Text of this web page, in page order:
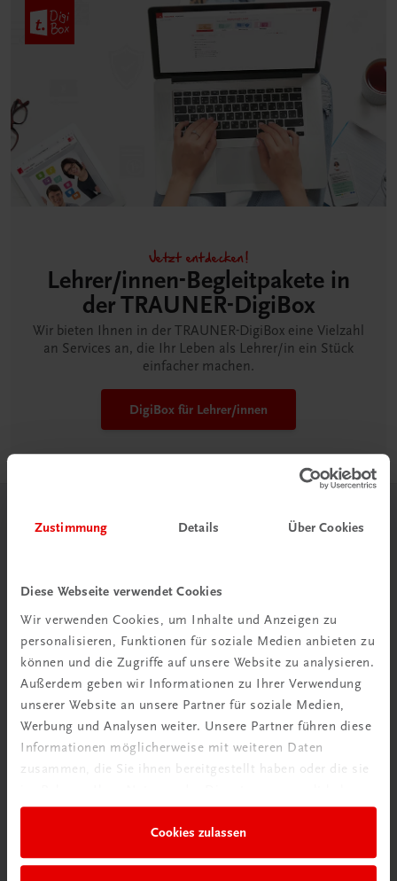
Zustimmung Details Über Cookies
Diese Webseite verwendet Cookies
Wir verwenden Cookies, um Inhalte und Anzeigen zu
personalisieren, Funktionen für soziale Medien anbieten zu
können und die Zugriffe auf unsere Website zu analysieren.
Außerdem geben wir Informationen zu Ihrer Verwendung
unserer Website an unsere Partner für soziale Medien,
Werbung und Analysen weiter. Unsere Partner führen diese
Informationen möglicherweise mit weiteren Daten
zusammen, die Sie ihnen bereitgestellt haben oder die sie
Cookies zulassen
Jetzt entdecken!
Lehrer/innen-Begleitpakete in
der TRAUNER-DigiBox
Wir bieten Ihnen in der TRAUNER-DigiBox eine Vielzahl
an Services an, die Ihr Leben als Lehrer/in ein Stück
einfacher machen.
DigiBox für Lehrer/innen
Herzlich willkommen bei TRAUNER!
Wir über uns
Wir sind ein österreichisches Familienunternehmen mit
75 Mitarbeiterinnen und Mitarbeitern, die eines verbindet:
mehr erfahren
Wir sind gerne für Sie da